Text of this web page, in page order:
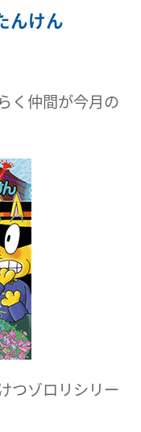
んけん
く仲間が今月の
つゾロリシリー